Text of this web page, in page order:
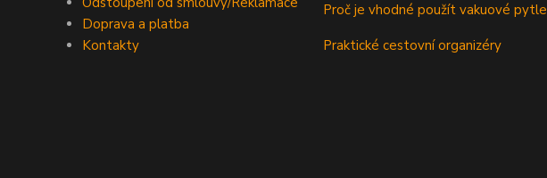
Doprava a platba
Kontakty
Proč je vhodné použít vakuové pytle
Praktické cestovní organizéry